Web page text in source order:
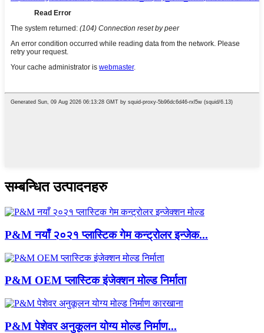
सम्बन्धित उत्पादनहरु
P&M नयाँ २०२१ प्लास्टिक गेम कन्ट्रोलर इन्जेक...
P&M OEM प्लास्टिक इंजेक्शन मोल्ड निर्माता
P&M पेशेवर अनुकूलन योग्य मोल्ड निर्माण...